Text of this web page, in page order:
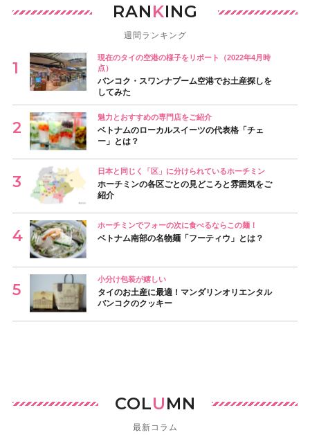
RANKING
週間ランキング
現在のタイの空港の様子をリポート（2022年4月時
点）
バンコク・スワンナプーム空港でお土産探しを
してみた
魅力とおすすめの専門店をご紹介
ベトナムのローカルスイーツの代表格「チェ
ー」とは？
日本と同じく「区」に分けられているホーチミン
ホーチミンの各区ごとの見どころと雰囲気をご
紹介
ホーチミンでフォーの次に食べるならこの麺！
ベトナム南部の名物麺「フーティウ」とは？
小分け包装が嬉しい
タイのお土産に最適！マンダリンオリエンタル
バンコクのクッキー
COLUMN
最新コラム